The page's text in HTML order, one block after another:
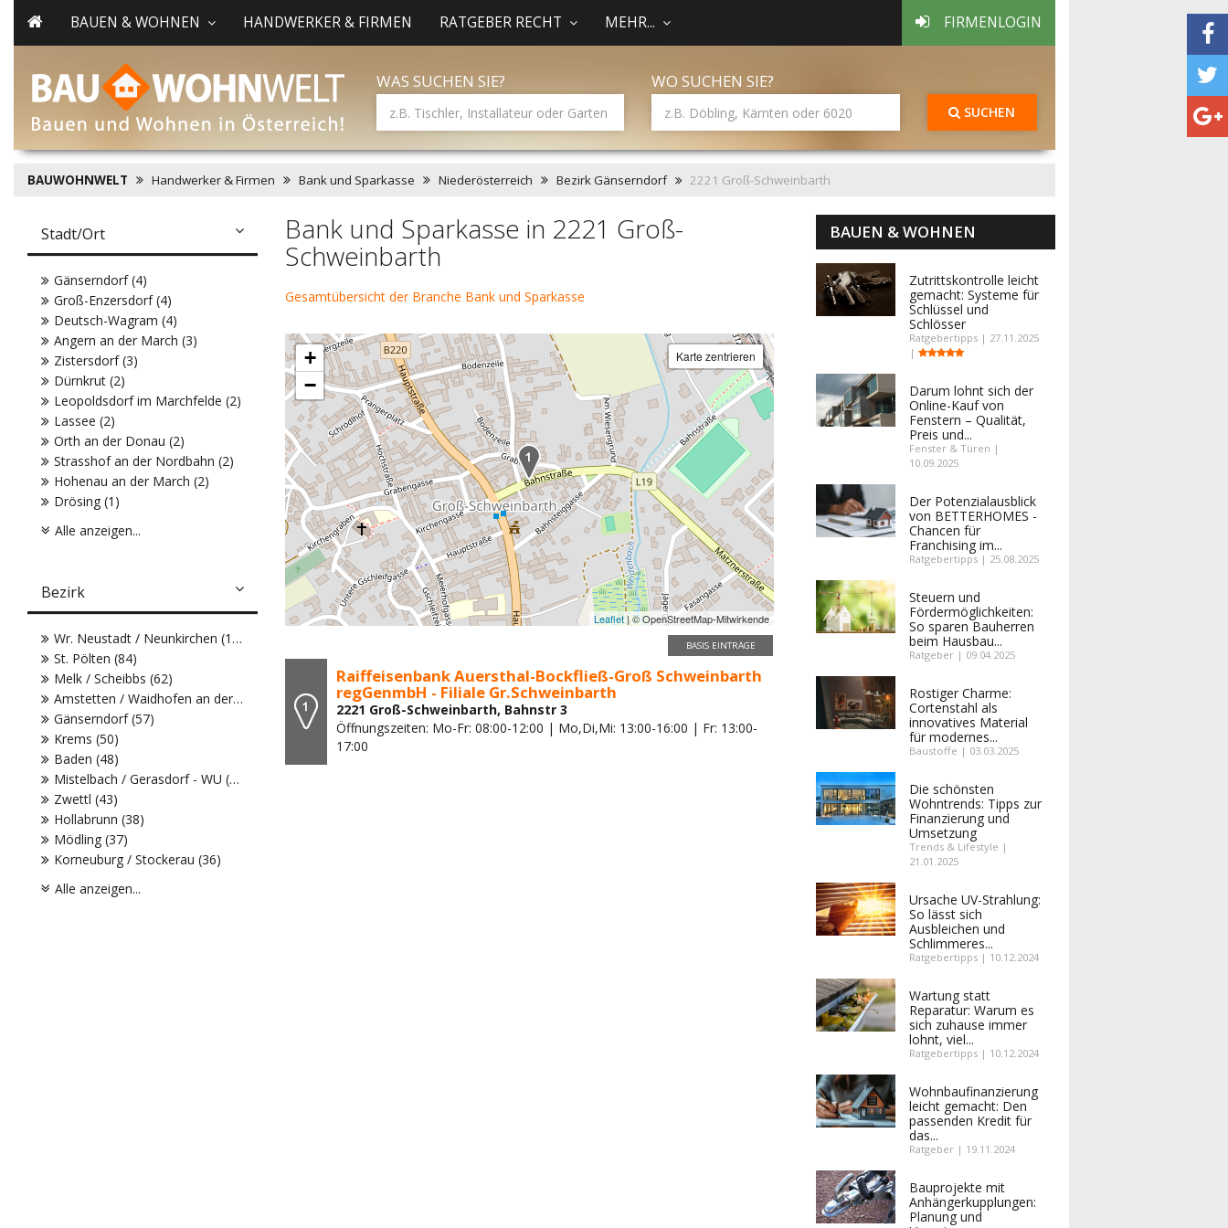
BAUEN & WOHNEN HANDWERKER & FIRMEN RATGEBER RECHT MEHR... FIRMENLOGIN
WAS SUCHEN SIE? WO SUCHEN SIE?
SUCHEN
BAUWOHNWELT Handwerker & Firmen Bank und Sparkasse Niederösterreich Bezirk Gänserndorf 2221 Groß-Schweinbarth
Bank und Sparkasse in 2221 Groß-
Schweinbarth
Gesamtübersicht der Branche Bank und Sparkasse
+
−
Karte zentrieren
Leaflet| © OpenStreetMap-Mitwirkende
BASIS EINTRÄGE
Raiffeisenbank Auersthal-Bockfließ-Groß Schweinbarth
regGenmbH - Filiale Gr.Schweinbarth
2221 Groß-Schweinbarth, Bahnstr 3
Öffnungszeiten: Mo-Fr: 08:00-12:00 | Mo,Di,Mi: 13:00-16:00 | Fr: 13:00-
17:00
Stadt/Ort
Gänserndorf (4)
Groß-Enzersdorf (4)
Deutsch-Wagram (4)
Angern an der March (3)
Zistersdorf (3)
Dürnkrut (2)
Leopoldsdorf im Marchfelde (2)
Lassee (2)
Orth an der Donau (2)
Strasshof an der Nordbahn (2)
Hohenau an der March (2)
Drösing (1)
Alle anzeigen...
Bezirk
Wr. Neustadt / Neunkirchen (104)
St. Pölten (84)
Melk / Scheibbs (62)
Amstetten / Waidhofen an der Ybbs (61)
Gänserndorf (57)
Krems (50)
Baden (48)
Mistelbach / Gerasdorf - WU (43)
Zwettl (43)
Hollabrunn (38)
Mödling (37)
Korneuburg / Stockerau (36)
Alle anzeigen...
BAUEN & WOHNEN
Zutrittskontrolle leicht
gemacht: Systeme für
Schlüssel und
Schlösser
Ratgebertipps | 27.11.2025
|
Darum lohnt sich der
Online-Kauf von
Fenstern – Qualität,
Preis und...
Fenster & Türen |
10.09.2025
Der Potenzialausblick
von BETTERHOMES -
Chancen für
Franchising im...
Ratgebertipps | 25.08.2025
Steuern und
Fördermöglichkeiten:
So sparen Bauherren
beim Hausbau...
Ratgeber | 09.04.2025
Rostiger Charme:
Cortenstahl als
innovatives Material
für modernes...
Baustoffe | 03.03.2025
Die schönsten
Wohntrends: Tipps zur
Finanzierung und
Umsetzung
Trends & Lifestyle |
21.01.2025
Ursache UV-Strahlung:
So lässt sich
Ausbleichen und
Schlimmeres...
Ratgebertipps | 10.12.2024
Wartung statt
Reparatur: Warum es
sich zuhause immer
lohnt, viel...
Ratgebertipps | 10.12.2024
Wohnbaufinanzierung
leicht gemacht: Den
passenden Kredit für
das...
Ratgeber | 19.11.2024
Bauprojekte mit
Anhängerkupplungen:
Planung und